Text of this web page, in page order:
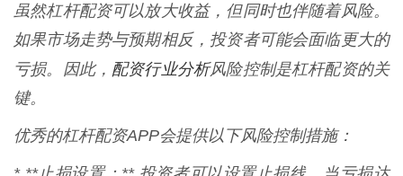
虽然杠杆配资可以放大收益，但同时也伴随着风险。
如果市场走势与预期相反，投资者可能会面临更大的
亏损。因此， 配资行业分析风险控制是杠杆配资的关
键。
优秀的杠杆配资APP会提供以下风险控制措施：